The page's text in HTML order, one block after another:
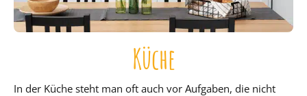
Küche
In der Küche steht man oft auch vor Aufgaben, die nicht